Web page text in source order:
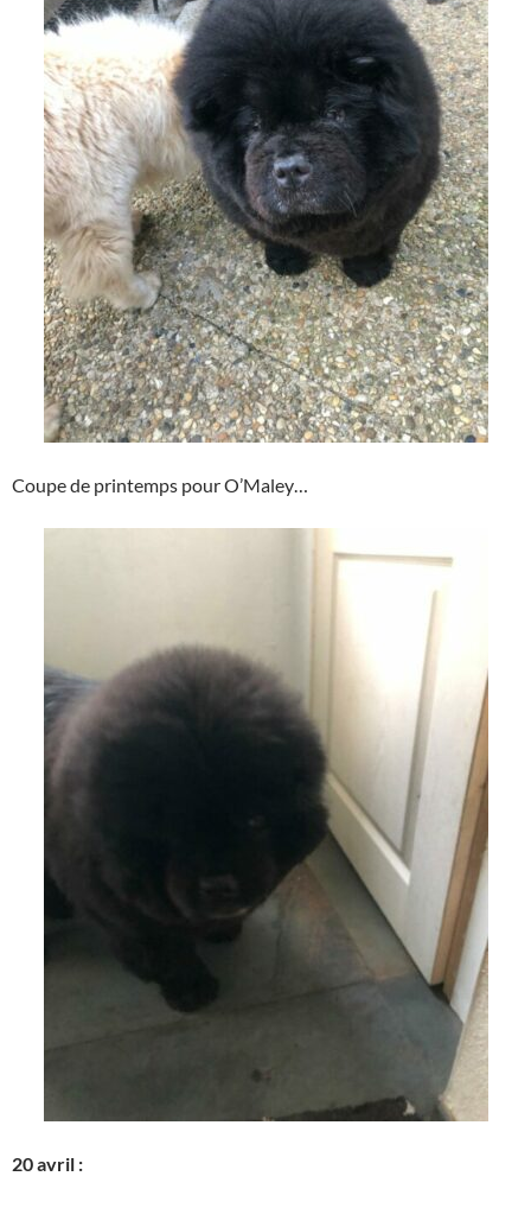
Coupe de printemps pour O’Maley…
20 avril :